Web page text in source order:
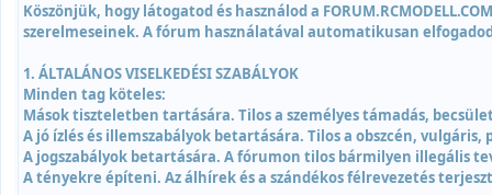
Köszönjük, hogy látogatod és használod a
szerelmeseinek. A fórum használatával automatikusan
1. ÁLTALÁNOS VISELKEDÉSI SZABÁLYOK
Minden tag köteles:
Mások tiszteletben tartására. Tilos a személyes támadás,
A jó ízlés és illemszabályok betartására. Tilos a obszcén,
A jogszabályok betartására. A fórumon tilos bármilyen illegális
A tényekre építeni. Az álhírek és a szándékos félrevezetés